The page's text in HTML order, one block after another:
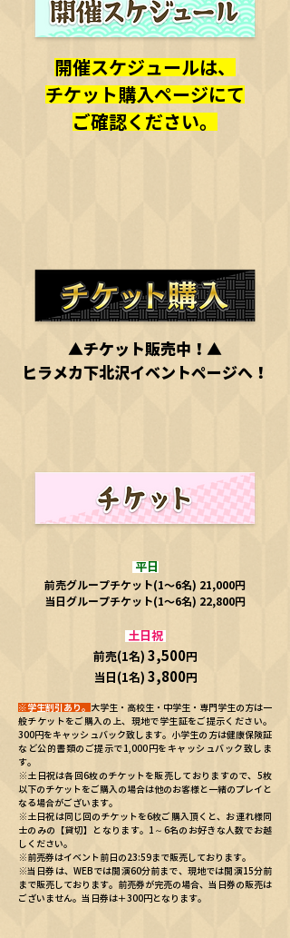
開催スケジュールは、
チケット購入ページにて
​ご確認ください。
▲チケット販売中！▲
ヒラメカ下北沢イベントページへ！
平日
前売グループチケット(1〜6名) 21,000円
当日グループチケット(1〜6名) 22 ,800円
土日祝
前売(1名) 3,500円
​当日(1名) 3,800円
※学生割引あり。 大学生・高校生・中学生・専門学生の方は一
般チケットをご購入の上、現地で学生証をご提示ください。
300円をキャッシュバック致します。小学生の方は健康保険証
など公的書類のご提示で1,000円をキャッシュバック致しま
す。
※土日祝は各回6枚のチケットを販売しておりますので、5枚
以下のチケットをご購入の場合は他のお客様と一緒のプレイと
なる場合がございます。
※土日祝は同じ 回のチケットを6枚ご購入頂くと、お連れ様同
士のみの【貸切】となります。1～6名のお好きな人数でお越
しください。
※ 前売券はイベント前日の23:59まで販売しております。
※当日券は、WEBでは開演60分前まで、現地では開演15分前
まで販売しております。前売券が完売の場合、当日券の販売は
ございません。当日券は＋300円となります。